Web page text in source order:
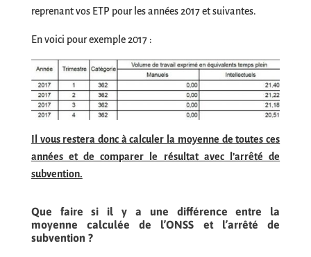
reprenant vos ETP pour les années 2017 et suivantes.
En voici pour exemple 2017 :
Il vous restera donc à calculer la moyenne de toutes ces
années et de comparer le résultat avec l’arrêté de
subvention.
Que faire si il y a une différence entre la
moyenne calculée de l’ONSS et l’arrêté de
subvention ?